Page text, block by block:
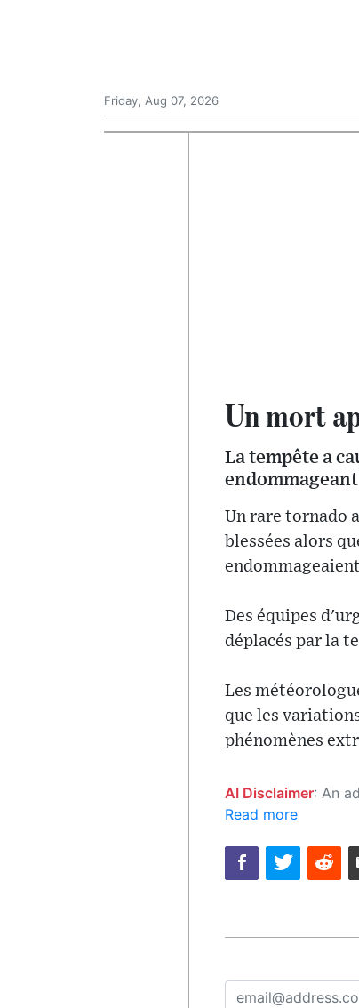
Friday, Aug 07, 2026
Un mort
La tempête a
Un rare tornado
blessées alors
Des équipes
déplacés par la
Les
que les
phénomènes
AI Disclaimer: An advanced artificial intelligence (AI)
Read more